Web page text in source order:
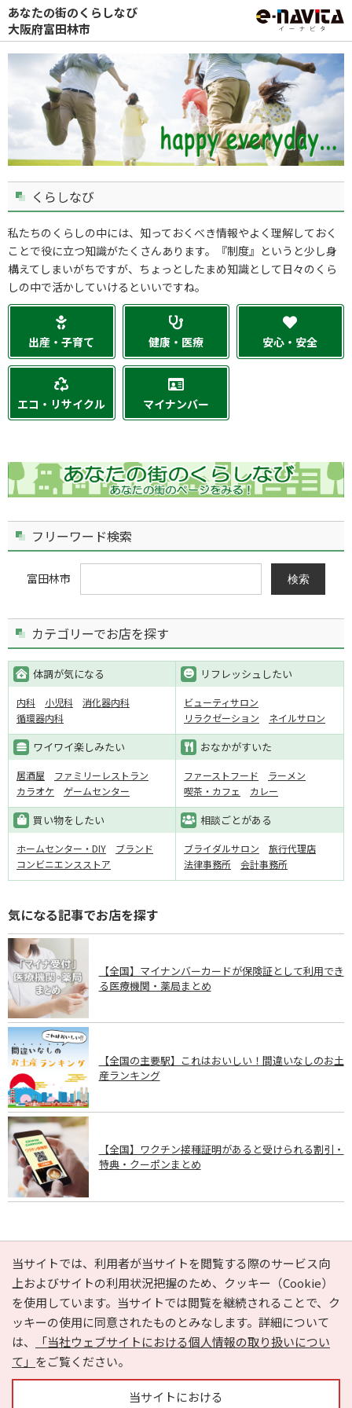
あなたの街のくらしなび
大阪府富田林市
くらしなび
私たちのくらしの中には、知っておくべき情報やよく理解しておく
ことで役に立つ知識がたくさんあります。『制度』というと少し身
構えてしまいがちですが、ちょっとしたまめ知識として日々のくら
しの中で活かしていけるといいですね。
出産・子育て 健康・医療 安心・安全
エコ・リサイクル マイナンバー
フリーワード検索
富田林市 検索
カテゴリーでお店を探す
体調が気になる
内科 小児科
消化器内科
循環器内科
リフレッシュしたい
ビューティサロン
リラクゼーション
ネイルサロン
ワイワイ楽しみたい
居酒屋
ファミリーレストラン
カラオケ
ゲームセンター
おなかがすいた
ファーストフード
ラーメン
喫茶・カフェ
カレー
買い物をしたい
ホームセンター・DIY
ブランド
コンビニエンスストア
相談ごとがある
ブライダルサロン
旅行代理店
法律事務所
会計事務所
気になる記事でお店を探す
【全国】マイナンバーカードが保険証として利用でき
る医療機関・薬局まとめ
【全国の主要駅】これはおいしい！間違いなしのお土
産ランキング
【全国】ワクチン接種証明があると受けられる割引・
特典・クーポンまとめ
PAGE TOP
当サイトでは、利用者が当サイトを閲覧する際のサービス向
上およびサイトの利用状況把握のため、クッキー（Cookie）
を使用しています。当サイトでは閲覧を継続されることで、ク
ッキーの使用に同意されたものとみなします。詳細について
は、
「当社ウェブサイトにおける個人情報の取り扱いについ
て」 をご覧ください。
当サイトにおける
e-NAVITA（イーナビタ）とは？ お気に入り
ヘルプ
利用規約
個人情報の取り扱いについて
運営会社
サイトマップ
広告掲載に関するお問い合わせ